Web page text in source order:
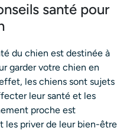
santé pour
du chien est destinée à
garder votre chien en
les chiens sont sujets
leur santé et les
proche est
les priver de leur bien-être